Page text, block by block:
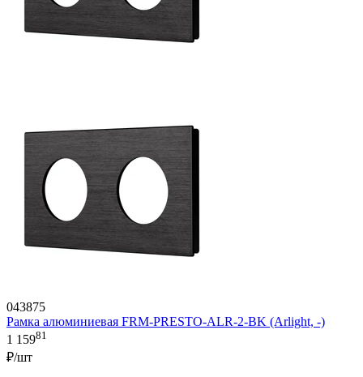
043875
Рамка алюминиевая FRM-PRESTO-ALR-2-BK (Arlight, -)
1 15981
₽/шт